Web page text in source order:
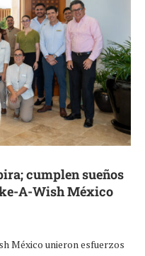
cumplen sueños
A-Wish México
México unieron esfuerzos